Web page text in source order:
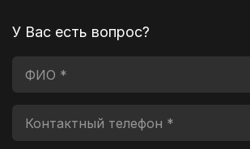
У Вас есть вопрос?